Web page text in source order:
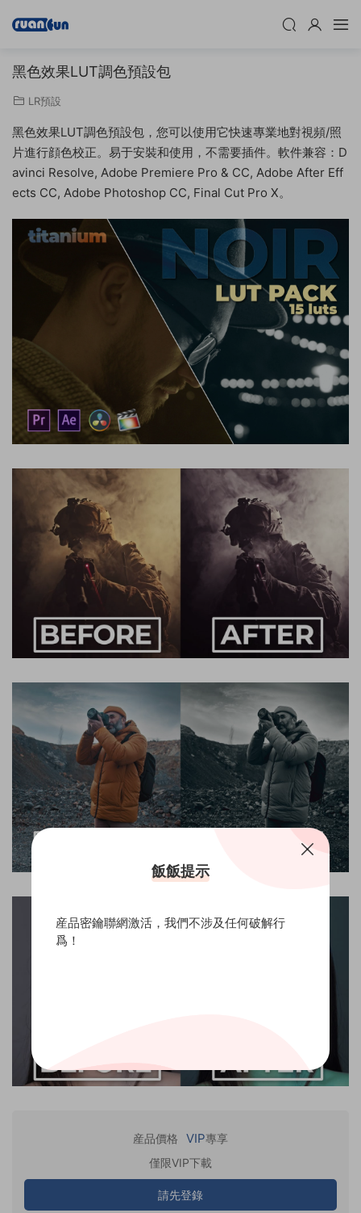
黑色效果LUT調色預設包
LR預設
黑色效果LUT調色預設包，您可以使用它快速專業地對視頻/照
片進行顔色校正。易于安裝和使用，不需要插件。軟件兼容：D
avinci Resolve, Adobe Premiere Pro & CC, Adobe After Eff
ects CC, Adobe Photoshop CC, Final Cut Pro X。
産品價格 VIP專享
僅限VIP下載
請先登錄
飯飯提示
産品密鑰聯網激活，我們不涉及任何破解行
爲！